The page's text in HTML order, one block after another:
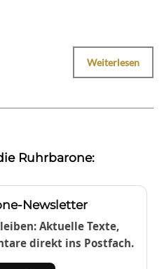
Weiterlesen
Ruhrbarone:
Newsletter
Aktuelle Texte,
direkt ins Postfach.